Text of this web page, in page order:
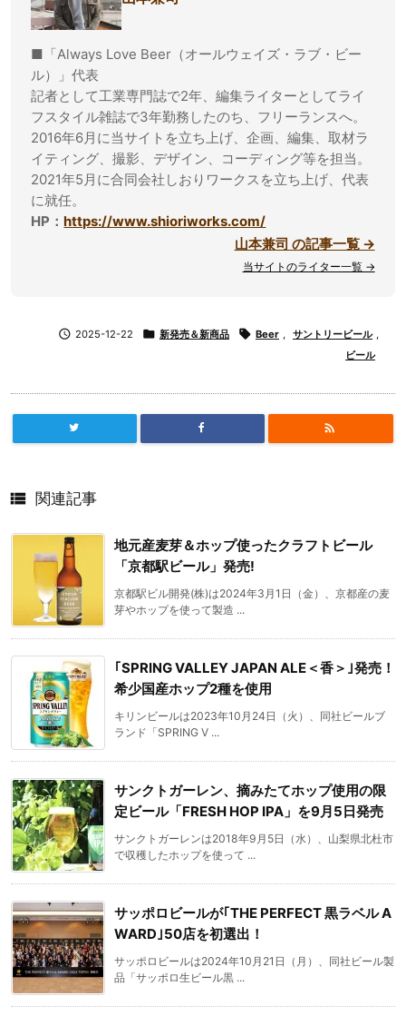
■「Always Love Beer（オールウェイズ・ラブ・ビー
ル）」代表
記者として工業専門誌で2年、編集ライターとしてライ
フスタイル雑誌で3年勤務したのち、フリーランスへ。
2016年6月に当サイトを立ち上げ、企画、編集、取材ラ
イティング、撮影、デザイン、コーディング等を担当。
2021年5月に合同会社しおりワークスを立ち上げ、代表
に就任。
HP：https://www.shioriworks.com/
山本兼司 の記事一覧 →
当サイトのライター一覧 →
 2025-12-22  新発売＆新商品  Beer , サントリービール ,
ビール

 関連記事
地元産麦芽＆ホップ使ったクラフトビール
「京都駅ビール」発売!
京都駅ビル開発(株)は2024年3月1日（金）、京都産の麦
芽やホップを使って製造 ...
｢SPRING VALLEY JAPAN ALE＜香＞｣発売！
希少国産ホップ2種を使用
キリンビールは2023年10月24日（火）、同社ビールブ
ランド「SPRING V ...
サンクトガーレン、摘みたてホップ使用の限
定ビール「FRESH HOP IPA」を9月5日発売
サンクトガーレンは2018年9月5日（水）、山梨県北杜市
で収穫したホップを使って ...
サッポロビールが｢THE PERFECT 黒ラベル A
WARD｣50店を初選出！
サッポロビールは2024年10月21日（月）、同社ビール製
品「サッポロ生ビール黒 ...